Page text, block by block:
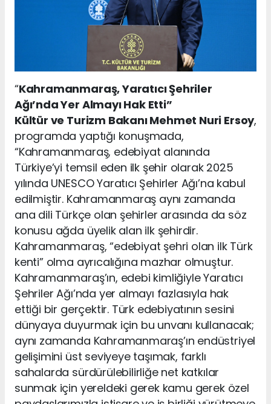
“Kahramanmaraş, Yaratıcı Şehriler
Ağı’nda Yer Almayı Hak Etti”
Kültür ve Turizm Bakanı Mehmet Nuri Ersoy,
programda yaptığı konuşmada,
“Kahramanmaraş, edebiyat alanında
Türkiye’yi temsil eden ilk şehir olarak 2025
yılında UNESCO Yaratıcı Şehirler Ağı’na kabul
edilmiştir. Kahramanmaraş aynı zamanda
ana dili Türkçe olan şehirler arasında da söz
konusu ağda üyelik alan ilk şehirdir.
Kahramanmaraş, “edebiyat şehri olan ilk Türk
kenti” olma ayrıcalığına mazhar olmuştur.
Kahramanmaraş’ın, edebi kimliğiyle Yaratıcı
Şehriler Ağı’nda yer almayı fazlasıyla hak
ettiği bir gerçektir. Türk edebiyatının sesini
dünyaya duyurmak için bu unvanı kullanacak;
aynı zamanda Kahramanmaraş’ın endüstriyel
gelişimini üst seviyeye taşımak, farklı
sahalarda sürdürülebilirliğe net katkılar
sunmak için yereldeki gerek kamu gerek özel